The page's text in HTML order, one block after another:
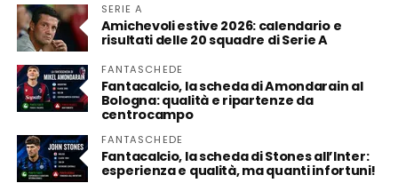
SERIE A
Amichevoli estive 2026: calendario e
risultati delle 20 squadre di Serie A
FANTASCHEDE
Fantacalcio, la scheda di Amondarain al
Bologna: qualità e ripartenze da
centrocampo
FANTASCHEDE
Fantacalcio, la scheda di Stones all’Inter:
esperienza e qualità, ma quanti infortuni!